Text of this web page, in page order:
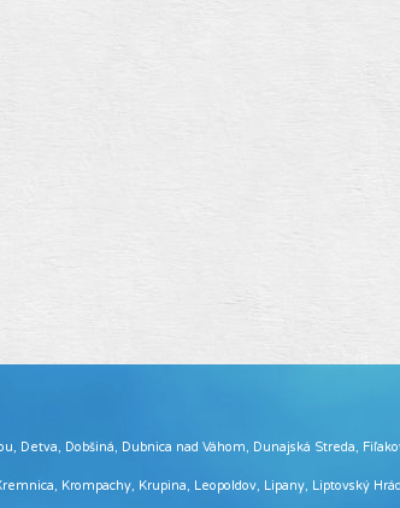
Dobšiná, Dubnica nad Váhom, Dunajská Streda,
Krompachy, Krupina, Leopoldov, Lipany, Liptovský